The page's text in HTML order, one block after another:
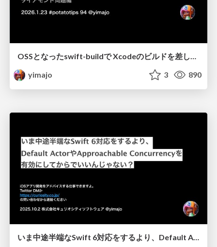
OSSとなったswift-buildで Xcodeのビルドを差し替えられるため 自分でXcodeを直せる時代になっている ダイアモンド問題編
yimajo
3 890